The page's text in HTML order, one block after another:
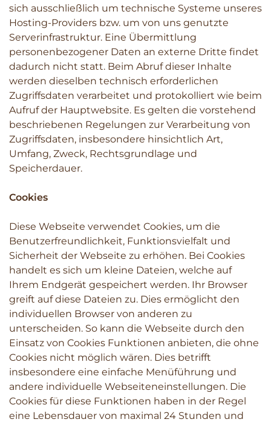
sich ausschließlich um technische Systeme unseres
Hosting-Providers bzw. um von uns genutzte
Serverinfrastruktur. Eine Übermittlung
personenbezogener Daten an externe Dritte findet
dadurch nicht statt. Beim Abruf dieser Inhalte
werden dieselben technisch erforderlichen
Zugriffsdaten verarbeitet und protokolliert wie beim
Aufruf der Hauptwebsite. Es gelten die vorstehend
beschriebenen Regelungen zur Verarbeitung von
Zugriffsdaten, insbesondere hinsichtlich Art,
Umfang, Zweck, Rechtsgrundlage und
Speicherdauer.
Cookies
Diese Webseite verwendet Cookies, um die
Benutzerfreundlichkeit, Funktionsvielfalt und
Sicherheit der Webseite zu erhöhen. Bei Cookies
handelt es sich um kleine Dateien, welche auf
Ihrem Endgerät gespeichert werden. Ihr Browser
greift auf diese Dateien zu. Dies ermöglicht den
individuellen Browser von anderen zu
unterscheiden. So kann die Webseite durch den
Einsatz von Cookies Funktionen anbieten, die ohne
Cookies nicht möglich wären. Dies betrifft
insbesondere eine einfache Menüführung und
andere individuelle Webseiteneinstellungen. Die
Cookies für diese Funktionen haben in der Regel
eine Lebensdauer von maximal 24 Stunden und